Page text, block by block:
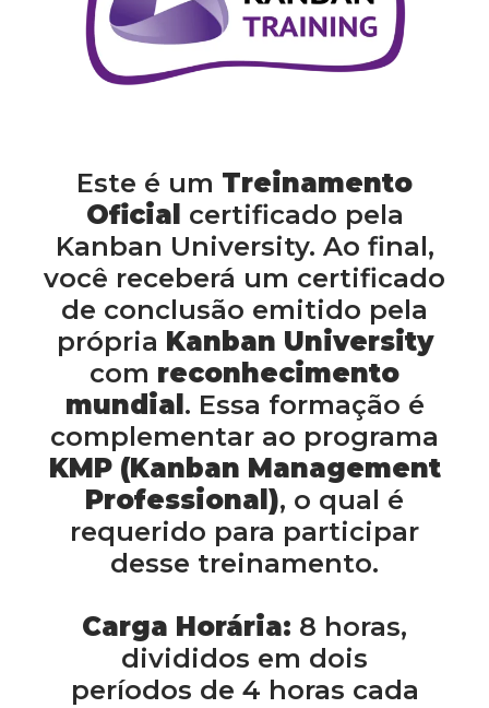
Este é um Treinamento
Oficial certificado pela
Kanban University. Ao final,
você receberá um certificado
de conclusão emitido pela
própria Kanban University
com reconhecimento
mundial . Essa formação é
complementar ao programa
KMP (Kanban Management
Professional), o qual é
requerido para participar
desse treinamento.
Carga Horária: 8 horas,
divididos em dois
períodos de 4 horas cada